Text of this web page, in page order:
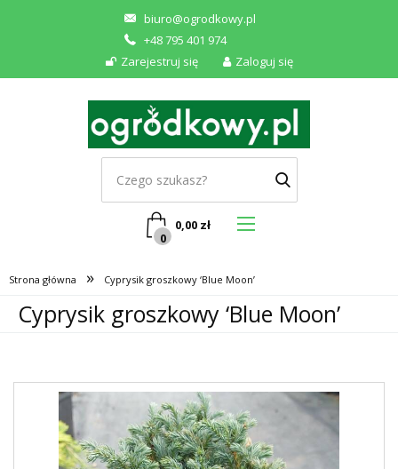
biuro@ogrodkowy.pl
+48 795 401 974
Zarejestruj się
Zaloguj się
0
0,00 zł
Strona główna » Cyprysik groszkowy ‘Blue Moon’
Cyprysik groszkowy ‘Blue Moon’